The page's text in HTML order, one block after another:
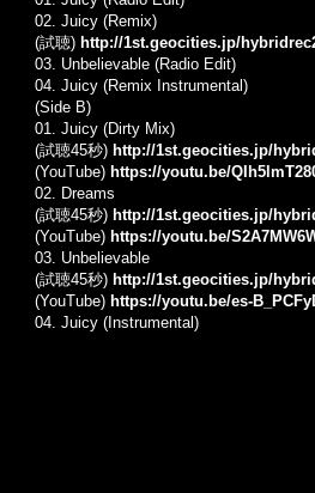
02. Juicy (Remix)
(試聴) http://1st.geocities.jp/
03. Unbelievable (Radio Edit)
04. Juicy (Remix Instrumental)
(Side B)
01. Juicy (Dirty Mix)
(試聴45秒) http://1st.geocities.jp/
(YouTube) https://youtu.be/
02. Dreams
(試聴45秒) http://1st.geocities.jp/
(YouTube) https://youtu.be/
03. Unbelievable
(試聴45秒) http://1st.geocities.jp/
(YouTube) https://youtu.be/es-
04. Juicy (Instrumental)